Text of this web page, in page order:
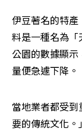
伊豆著名的特
料是一種名為
公園的數據顯
量便急遽下降。
當地業者都受
要的傳統文化。」